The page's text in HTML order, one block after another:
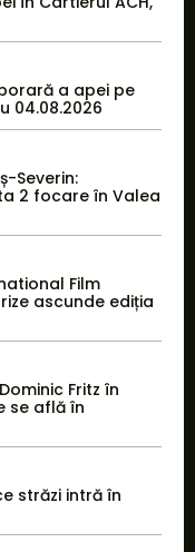
a apei pe
04.08.2026
Severin:
2 focare în Valea
Film
ascunde ediția
Fritz în
se află în
străzi intră în